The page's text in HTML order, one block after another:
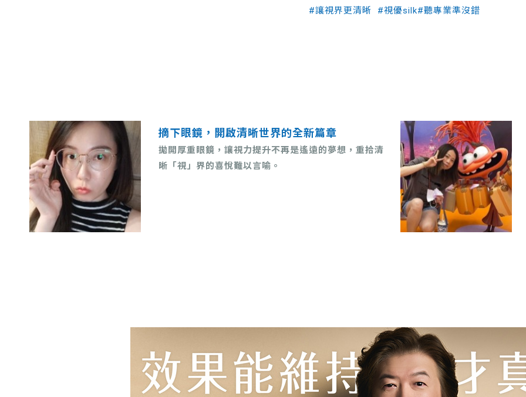
#讓視界更清晰 #視優silk#聽專業準沒錯
摘下眼鏡，開啟清晰世界的全新篇章
拋開厚重眼鏡，讓視力提升不再是遙遠的夢想，重拾清
晰「視」界的喜悅難以言喻。